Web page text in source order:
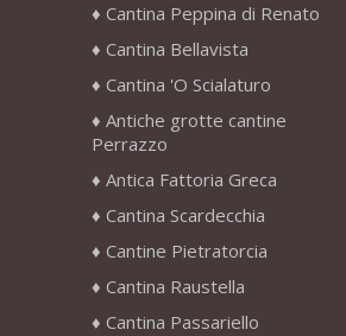
Cantina Peppina di Renato
Cantina Bellavista
Cantina 'O Scialaturo
Antiche grotte cantine
Perrazzo
Antica Fattoria Greca
Cantina Scardecchia
Cantine Pietratorcia
Cantina Raustella
Cantina Passariello